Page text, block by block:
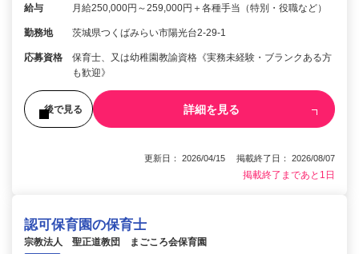
給与 月給250,000円～259,000円＋各種手当（特別・役職など）
勤務地 茨城県つくばみらい市陽光台2-29-1
応募資格
保育士、又は幼稚園教諭資格《実務未経験・ブランクある方
も歓迎》
後で見る 詳細を見る
更新日： 2026/04/15 掲載終了日： 2026/08/07
掲載終了まであと1日
認可保育園の保育士
宗教法人 聖正道教団 まごころ会保育園